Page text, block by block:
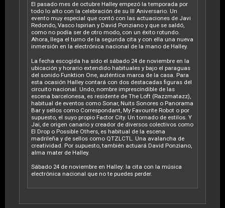
El pasado mes de octubre Halley empezó la temporada por
todo lo alto con la celebración de su III Aniversario. Un
evento muy especial que contó con las actuaciones de Javi
Redondo, Vasco Ispirian y David Ponziano y que se saldó,
como no podía ser de otro modo, con un éxito rotundo.
Ahora, llega el turno de la segunda cita y con ella una nueva
inmersión en la electrónica nacional de la mano de Halley.
La fecha escogida ha sido el sábado 24 de noviembre en la
ubicación y horario extendido habituales y bajo el paraguas
del sonido Funktion One, auténtica marca de la casa. Para
esta ocasión Halley contará con dos destacadas figuras del
circuito nacional. Undo, nombre imprescindible de las
escena barcelonesa, es residente de The Loft (Razzmatazz),
habitual de eventos como Sonar, Nuits Sonores o Panorama
Bar y sellos como Correspondant, My Favourite Robot o por
supuesto, el suyo propio Factor City. Un tornado de estilos. Y
Jai, de origen canario y creador de diversos colectivos como
El Drop o Possible Others, es habitual de la escena
madrileña y de sellos como QTZLCTL. Una avalancha de
creatividad. Por supuesto, también actuará David Ponziano,
alma mater de Halley.
Sábado 24 de noviembre en Halley: la cita con la música
electrónica nacional que no te puedes perder.